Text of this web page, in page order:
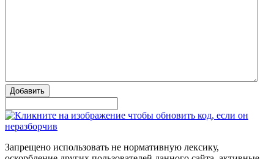
Добавить
Запрещено использовать не нормативную лексику,